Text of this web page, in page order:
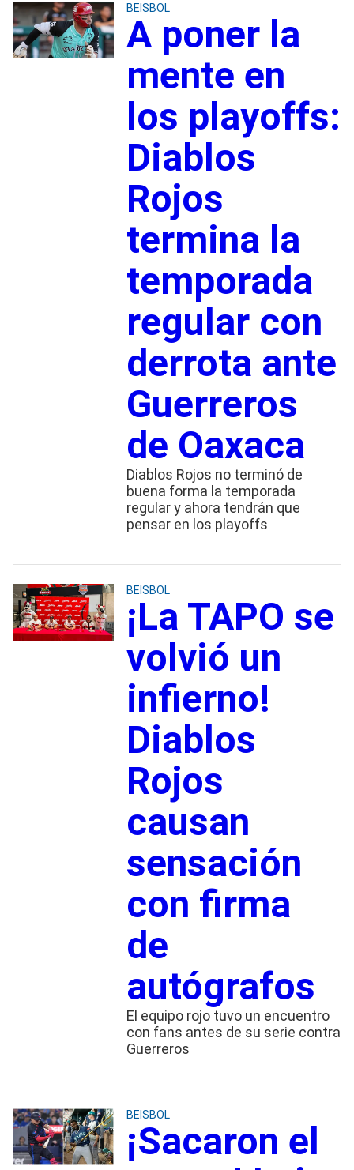
BEISBOL
A poner la
mente en
los playoffs:
Diablos
Rojos
termina la
temporada
regular con
derrota ante
Guerreros
de Oaxaca
Diablos Rojos no terminó de
buena forma la temporada
regular y ahora tendrán que
pensar en los playoffs
BEISBOL
¡La TAPO se
volvió un
infierno!
Diablos
Rojos
causan
sensación
con firma
de
autógrafos
El equipo rojo tuvo un encuentro
con fans antes de su serie contra
Guerreros
BEISBOL
¡Sacaron el